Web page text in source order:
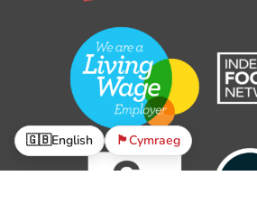
🇬🇧English 🏴󠁧󠁢󠁷󠁬󠁳󠁿Cymraeg